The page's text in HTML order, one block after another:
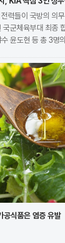
력들이 국방의 의
군체육부대 최종
윤도현 등 총 3명
로 구단과
공식품은 염증 유발